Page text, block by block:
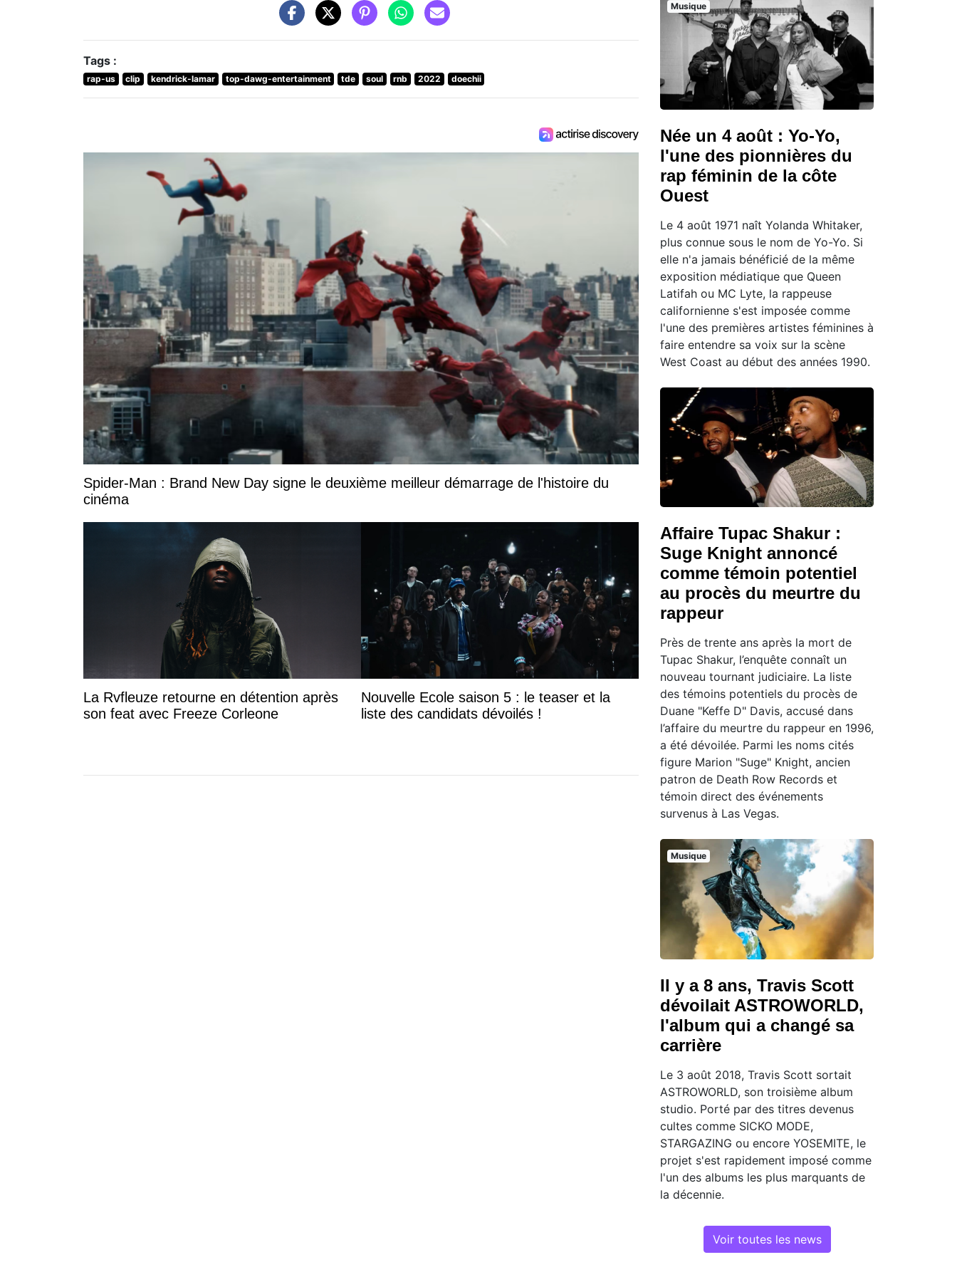
Tags :
rap-us clip kendrick-lamar top-dawg-entertainment tde soul rnb 2022 doechii
Spider-Man : Brand New Day signe le deuxième meilleur démarrage de l'histoire du
cinéma
La Rvfleuze retourne en détention après
son feat avec Freeze Corleone
Nouvelle Ecole saison 5 : le teaser et la
liste des candidats dévoilés !
Musique
Née un 4 août : Yo-Yo,
l'une des pionnières du
rap féminin de la côte
Ouest
Le 4 août 1971 naît Yolanda Whitaker,
plus connue sous le nom de Yo-Yo. Si
elle n'a jamais bénéficié de la même
exposition médiatique que Queen
Latifah ou MC Lyte, la rappeuse
californienne s'est imposée comme
l'une des premières artistes féminines à
faire entendre sa voix sur la scène
West Coast au début des années 1990.
Affaire Tupac Shakur :
Suge Knight annoncé
comme témoin potentiel
au procès du meurtre du
rappeur
Près de trente ans après la mort de
Tupac Shakur, l’enquête connaît un
nouveau tournant judiciaire. La liste
des témoins potentiels du procès de
Duane "Keffe D" Davis, accusé dans
l’affaire du meurtre du rappeur en 1996,
a été dévoilée. Parmi les noms cités
figure Marion "Suge" Knight, ancien
patron de Death Row Records et
témoin direct des événements
survenus à Las Vegas.
Musique
Il y a 8 ans, Travis Scott
dévoilait ASTROWORLD,
l'album qui a changé sa
carrière
Le 3 août 2018, Travis Scott sortait
ASTROWORLD, son troisième album
studio. Porté par des titres devenus
cultes comme SICKO MODE,
STARGAZING ou encore YOSEMITE, le
projet s'est rapidement imposé comme
l'un des albums les plus marquants de
la décennie.
Voir toutes les news